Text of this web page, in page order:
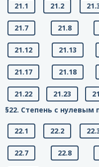
21.1 21.2
21.7 21.8
21.12 21.13
21.17 21.18
21.22 21.23
§22. Степень с нулевым
22.1 22.2
22.7 22.8